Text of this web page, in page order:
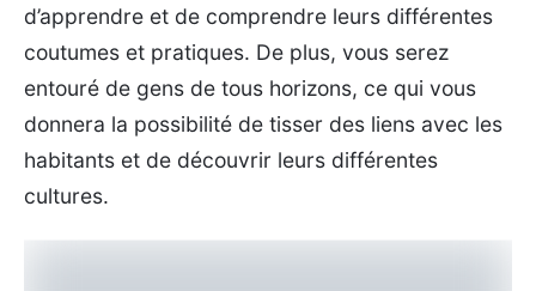
d’apprendre et de comprendre leurs différentes
coutumes et pratiques. De plus, vous serez
entouré de gens de tous horizons, ce qui vous
donnera la possibilité de tisser des liens avec les
habitants et de découvrir leurs différentes
cultures.